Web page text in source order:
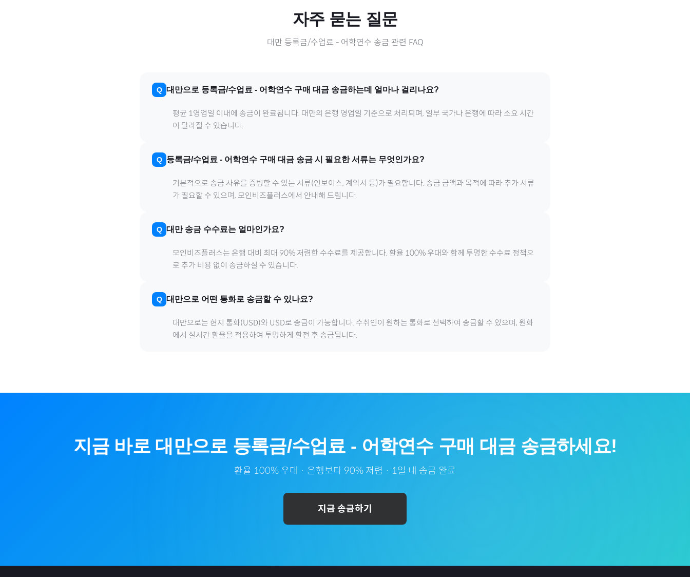
자주 묻는 질문
대만 등록금/수업료 - 어학연수 송금 관련 FAQ
대만으로 등록금/수업료 - 어학연수 구매 대금 송금하는데 얼마나 걸리나요?
평균 1영업일 이내에 송금이 완료됩니다. 대만의 은행 영업일 기준으로 처리되며, 일부 국가나 은행에 따라 소요 시간
이 달라질 수 있습니다.
등록금/수업료 - 어학연수 구매 대금 송금 시 필요한 서류는 무엇인가요?
기본적으로 송금 사유를 증빙할 수 있는 서류(인보이스, 계약서 등)가 필요합니다. 송금 금액과 목적에 따라 추가 서류
가 필요할 수 있으며, 모인비즈플러스에서 안내해 드립니다.
대만송금 수수료는 얼마인가요?
모인비즈플러스는 은행 대비 최대 90% 저렴한 수수료를 제공합니다. 환율 100% 우대와 함께 투명한 수수료 정책으
로 추가 비용 없이 송금하실 수 있습니다.
대만으로 어떤 통화로 송금할 수 있나요?
대만으로는 현지 통화(USD)와 USD로 송금이 가능합니다. 수취인이 원하는 통화로 선택하여 송금할 수 있으며, 원화
에서 실시간 환율을 적용하여 투명하게 환전 후 송금됩니다.
지금 바로 대만으로 등록금/수업료 - 어학연수 구매 대금 송금하세요!
환율 100% 우대 · 은행보다 90% 저렴 · 1일 내 송금 완료
지금 송금하기